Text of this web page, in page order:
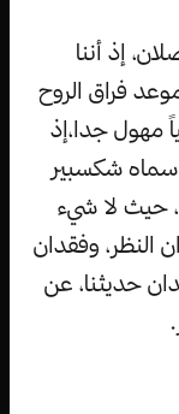
إذ أننا
فراق الروح
مهول جدا،إذ
سماه شكسبير
حيث لا شيء
النظر، وفقدان
حديثنا، عن